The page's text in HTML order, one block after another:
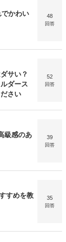
かわい
48
回答
サい？
ダース
さい
52
回答
級感のあ
39
回答
すめを教
35
回答